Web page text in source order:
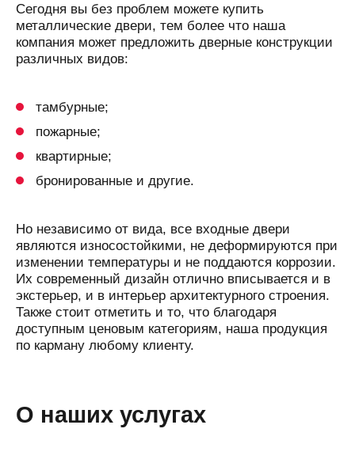
Сегодня вы без проблем можете купить
металлические двери, тем более что наша
компания может предложить дверные конструкции
различных видов:
тамбурные;
пожарные;
квартирные;
бронированные и другие.
Но независимо от вида, все входные двери
являются износостойкими, не деформируются при
изменении температуры и не поддаются коррозии.
Их современный дизайн отлично вписывается и в
экстерьер, и в интерьер архитектурного строения.
Также стоит отметить и то, что благодаря
доступным ценовым категориям, наша продукция
по карману любому клиенту.
О наших услугах